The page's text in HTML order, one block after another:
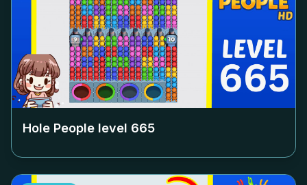
Hole People level 665